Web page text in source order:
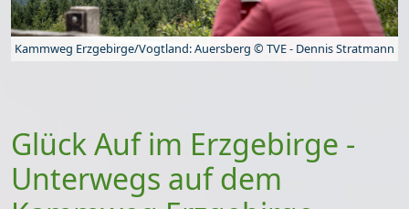
Kammweg Erzgebirge/Vogtland: Auersberg © TVE - Dennis Stratmann
Glück Auf im Erzgebirge -
Unterwegs auf dem